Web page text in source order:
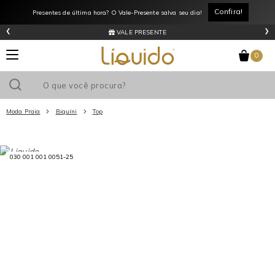
Presentes de última hora? O Vale-Presente salva seu dia! Confira!
VALE PRESENTE
‹ ›
0
Moda Praia Biquíni Top
Utilize o cupom
030 001 001 0051-25